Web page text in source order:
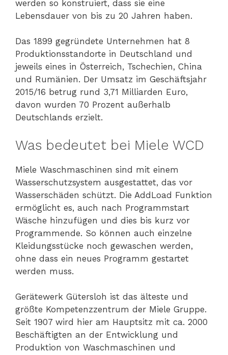
werden so konstruiert, dass sie eine
Lebensdauer von bis zu 20 Jahren haben.
Das 1899 gegründete Unternehmen hat 8
Produktionsstandorte in Deutschland und
jeweils eines in Österreich, Tschechien, China
und Rumänien. Der Umsatz im Geschäftsjahr
2015/16 betrug rund 3,71 Milliarden Euro,
davon wurden 70 Prozent außerhalb
Deutschlands erzielt.
Was bedeutet bei Miele WCD
Miele Waschmaschinen sind mit einem
Wasserschutzsystem ausgestattet, das vor
Wasserschäden schützt. Die AddLoad Funktion
ermöglicht es, auch nach Programmstart
Wäsche hinzufügen und dies bis kurz vor
Programmende. So können auch einzelne
Kleidungsstücke noch gewaschen werden,
ohne dass ein neues Programm gestartet
werden muss.
Gerätewerk Gütersloh ist das älteste und
größte Kompetenzzentrum der Miele Gruppe.
Seit 1907 wird hier am Hauptsitz mit ca. 2000
Beschäftigten an der Entwicklung und
Produktion von Waschmaschinen und